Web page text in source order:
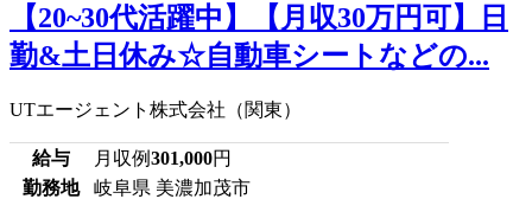
【20~30代活躍中】【月収30万円可】日
勤&土日休み☆自動車シートなどの...
UTエージェント株式会社（関東）
給与 月収例301,000円
勤務地
岐阜県 美濃加茂市